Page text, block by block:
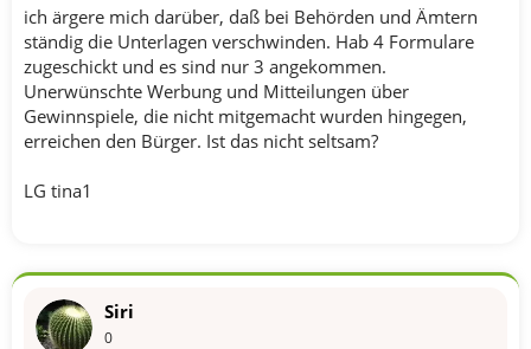
ich ärgere mich darüber, daß bei Behörden und Ämtern
ständig die Unterlagen verschwinden. Hab 4 Formulare
zugeschickt und es sind nur 3 angekommen.
Unerwünschte Werbung und Mitteilungen über
Gewinnspiele, die nicht mitgemacht wurden hingegen,
erreichen den Bürger. Ist das nicht seltsam?
LG tina1
Siri
0